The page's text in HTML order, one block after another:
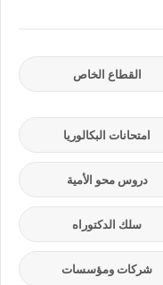
القطاع الخاص
امتحانات البكالوريا
دروس محو الأمية
سلك الدكتوراه
شركات ومؤسسات